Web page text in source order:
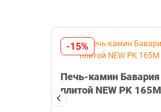
-15%
Печь-камин
плитой NEW PK 165М